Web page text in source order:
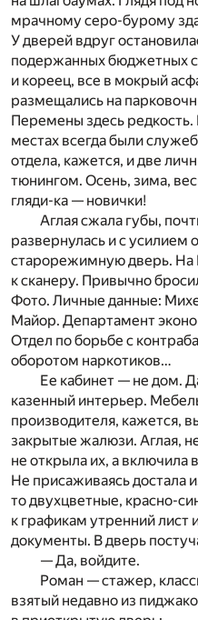
мрачному серо-бурому
У дверей вдруг
подержанных бюджетных
и кореец, все в мокрый
размещались на
Перемены здесь
местах всегда были
отдела, кажется, и две
тюнингом. Осень, зима,
гляди-ка — новички!
Аглая сжала губы,
развернулась и с усилием
старорежимную дверь.
к сканеру. Привычно
Фото. Личные данные:
Майор. Департамент
Отдел по борьбе с
оборотом наркотиков…
Ее кабинет — не дом.
казенный интерьер.
производителя, кажется,
закрытые жалюзи. Аглая,
не открыла их, а включила
Не присаживаясь достала
то двухцветные, красно-
к графикам утренний лист
документы. В дверь
— Да, войдите.
Роман — стажер,
взятый недавно из